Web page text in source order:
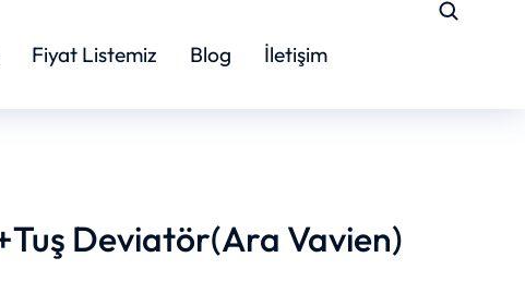
Fiyat Listemiz Blog İletişim
Deviatör(Ara Vavien)